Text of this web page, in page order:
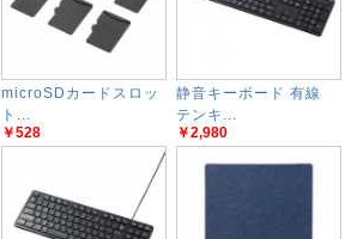
microSDカードスロッ
ト...
￥528
静音キーボード 有線
テンキ...
￥2,980